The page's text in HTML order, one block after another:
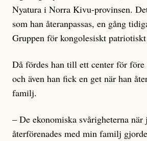
Nyatura i Norra Kivu-provinsen.
som han återanpassas, en gång
Gruppen för kongolesiskt
Då fördes han till ett center för före
och även han fick en get när han
familj.
– De ekonomiska svårigheterna när
återförenades med min familj